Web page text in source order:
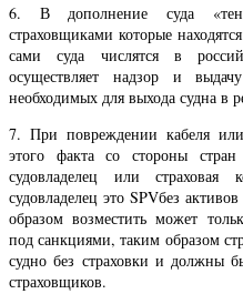
6. В дополнение суда
страховщиками которые
сами суда числятся в
осуществляет надзор и
необходимых для выхода судна в
7. При повреждении кабеля
этого факта со стороны
судовладелец или
судовладелец это SPVбез
образом возместить может
под санкциями, таким образом
судно без страховки и должны
страховщиков.